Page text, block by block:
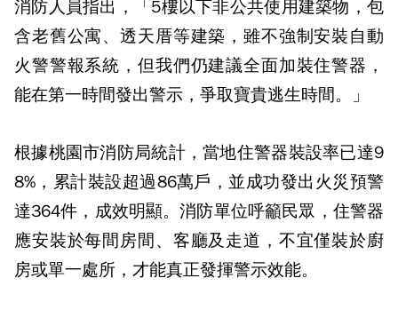
消防人員指出，「5樓以下非公共使用建築物，包
含老舊公寓、透天厝等建築，雖不強制安裝自動
火警警報系統，但我們仍建議全面加裝住警器，
能在第一時間發出警示，爭取寶貴逃生時間。」
根據桃園市消防局統計，當地住警器裝設率已達9
8%，累計裝設超過86萬戶，並成功發出火災預警
達364件，成效明顯。消防單位呼籲民眾，住警器
應安裝於每間房間、客廳及走道，不宜僅裝於廚
房或單一處所，才能真正發揮警示效能。